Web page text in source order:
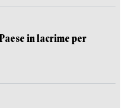
in lacrime per